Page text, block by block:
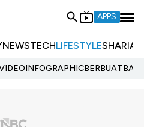
APPS
NEWSTECHLIFESTYLESHARIA
INFOGRAPHIC